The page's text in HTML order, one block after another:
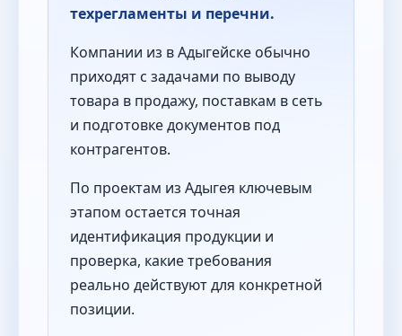
техрегламенты и перечни.
Компании из в Адыгейске обычно
приходят с задачами по выводу
товара в продажу, поставкам в сеть
и подготовке документов под
контрагентов.
По проектам из Адыгея ключевым
этапом остается точная
идентификация продукции и
проверка, какие требования
реально действуют для конкретной
позиции.